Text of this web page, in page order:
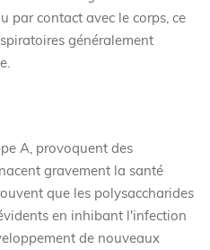
par contact avec le corps, ce
généralement
A, provoquent des
gravement la santé
que les polysaccharides
en inhibant l'infection
de nouveaux